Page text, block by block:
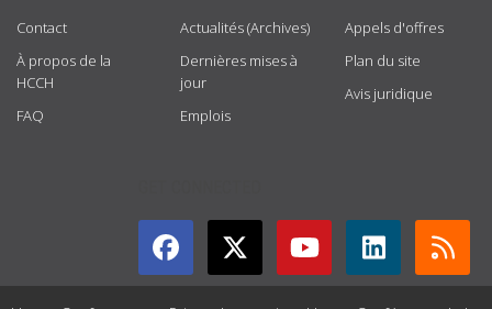
Contact
À propos de la
HCCH
FAQ
Actualités (Archives)
Dernières mises à
jour
Emplois
Appels d'offres
Plan du site
Avis juridique